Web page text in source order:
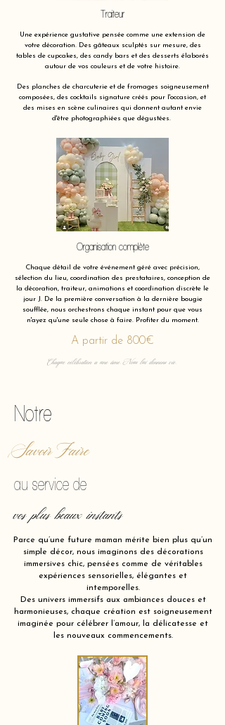
Traiteur
Une expérience gustative pensée comme une extension de
votre décoration. Des gâteaux sculptés sur mesure, des
tables de cupcakes, des candy bars et des desserts élaborés
autour de vos couleurs et de votre histoire.
Des planches de charcuterie et de fromages soigneusement
composées, des cocktails signature créés pour l'occasion, et
des mises en scène culinaires qui donnent autant envie
d'être photographiées que dégustées.
Organisation complète
Chaque détail de votre événement géré avec précision,
sélection du lieu, coordination des prestataires, conception de
la décoration, traiteur, animations et coordination discrète le
jour J. De la première conversation à la dernière bougie
soufflée, nous orchestrons chaque instant pour que vous
n'ayez qu'une seule chose à faire. Profiter du moment.
A partir de 800€
Chaque célébration a une âme. Nous lui donnons vie.
Notre
Savoir Faire
au service de
vos plus beaux instants
Parce qu’une future maman mérite bien plus qu’un
simple décor, nous imaginons des décorations
immersives chic, pensées comme de véritables
expériences sensorielles, élégantes et
intemporelles.
Des univers immersifs aux ambiances douces et
harmonieuses, chaque création est soigneusement
imaginée pour célébrer l’amour, la délicatesse et
les nouveaux commencements.